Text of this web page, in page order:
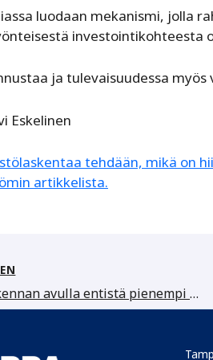
luodaan mekanismi, jolla
investointikohteesta
ja tulevaisuudessa
Eskelinen
tehdään, mikä on
artikkelista.
Päästölaskennan avulla entistä pienempi hiilijalanjälki